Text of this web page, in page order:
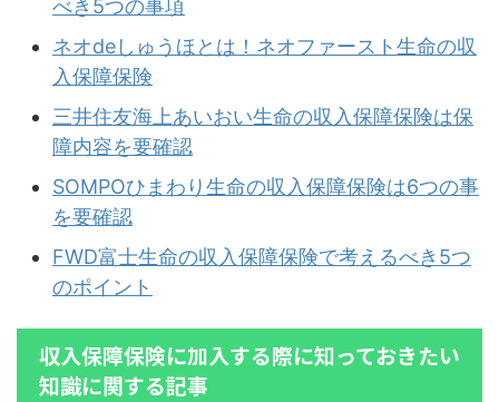
べき5つの事項
ネオdeしゅうほとは！ネオファースト生命の収
入保障保険
三井住友海上あいおい生命の収入保障保険は保
障内容を要確認
SOMPOひまわり生命の収入保障保険は6つの事
を要確認
FWD富士生命の収入保障保険で考えるべき5つ
のポイント
収入保障保険に加入する際に知っておきたい
知識に関する記事